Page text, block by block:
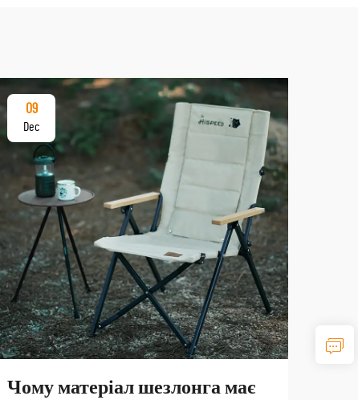
09
Dec
Чому матеріал шезлонга має